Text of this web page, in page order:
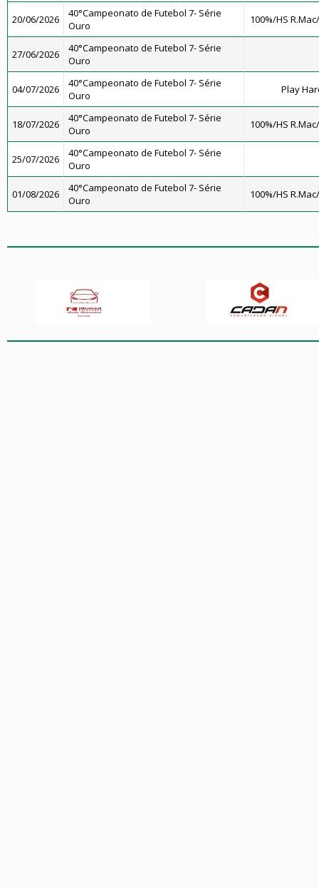
20/06/2026
40°Campeonato de Futebol 7- Série
Ouro
100%/HS
27/06/2026
40°Campeonato de Futebol 7- Série
Ouro
04/07/2026
40°Campeonato de Futebol 7- Série
Ouro
Play
18/07/2026
40°Campeonato de Futebol 7- Série
Ouro
100%/HS
25/07/2026
40°Campeonato de Futebol 7- Série
Ouro
01/08/2026
40°Campeonato de Futebol 7- Série
Ouro
100%/HS